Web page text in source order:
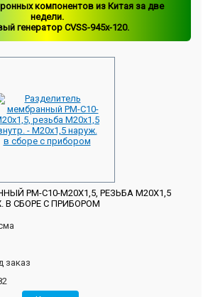
компонентов из Китая за две
недели.
генератор CVSS-945x-120.
РМ-С10-М20Х1,5, РЕЗЬБА М20Х1,5
В СБОРЕ С ПРИБОРОМ
заказ